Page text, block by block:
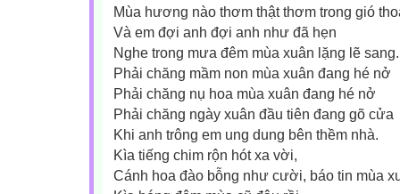
Mùa hương nào thơm thật thơm trong gió
Và em đợi anh đợi anh như đã hẹn
Nghe trong mưa đêm mùa xuân lặng lẽ sang.
Phải chăng mầm non mùa xuân đang hé nở
Phải chăng nụ hoa mùa xuân đang hé nở
Phải chăng ngày xuân đầu tiên đang gõ cửa
Khi anh trông em ung dung bên thềm nhà.
Kìa tiếng chim rộn hót xa vời,
Cánh hoa đào bỗng như cười, báo tin mùa